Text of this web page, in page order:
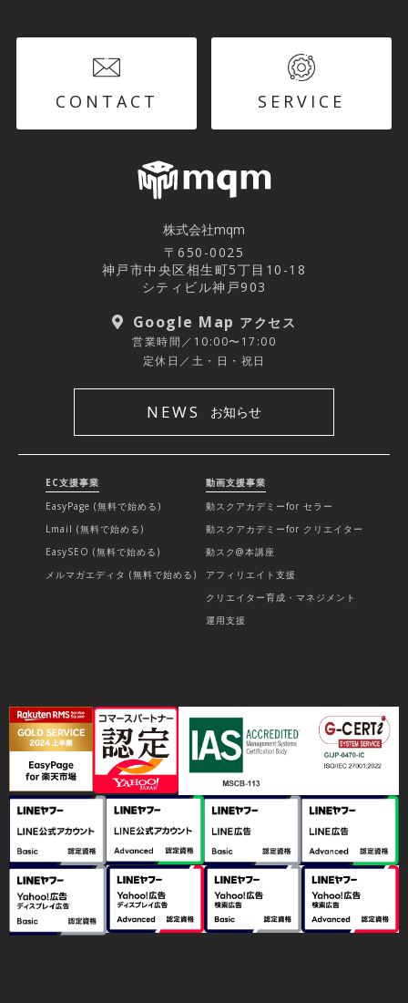
CONTACT SERVICE
株式会社mqm
〒650-0025
神戸市中央区相生町5丁目10-18
シティビル神戸903
Google Map アクセス
営業時間／10:00〜17:00
定休日／土・日・祝日
NEWS お知らせ
EC支援事業
EasyPage (無料で始める)
Lmail (無料で始める)
EasySEO (無料で始める)
メルマガエディタ (無料で始める)
動画支援事業
動スクアカデミーfor セラー
動スクアカデミーfor クリエイター
動スク@本講座
アフィリエイト支援
クリエイター育成・マネジメント
運用支援